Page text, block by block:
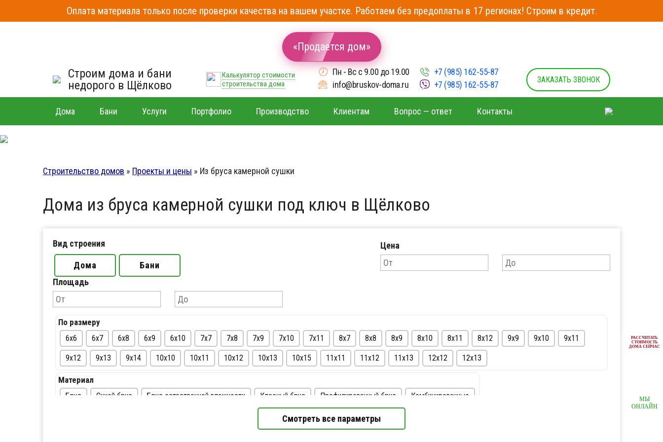
Оплата материала только после проверки качества на вашем участке. Работаем без предоплаты в 17 регионах! Строим в кредит.
«Продается дом»
Строим дома и бани
недорого в Щёлково
Калькулятор стоимости
строительства дома
Пн - Вс с 9.00 до 19.00
info@bruskov-doma.ru
+7 (985) 162-55-87
+7 (985) 162-55-87
ЗАКАЗАТЬ ЗВОНОК
Дома Бани Услуги Портфолио Производство Клиентам Вопрос — ответ Контакты
Строительство домов » Проекты и цены » Из бруса камерной сушки
Дома из бруса камерной сушки под ключ в Щёлково
Вид строения
Дома Бани
Цена
Площадь
По размеру
6х6 6х7 6х8 6х9 6х10 7х7 7х8 7х9 7х10 7х11 8х7 8х8 8х9 8х10 8х11 8х12 9х9 9х10 9х11
9х12 9х13 9х14 10х10 10х11 10х12 10х13 10х15 11х11 11х12 11х13 12х12 12х13
Материал
Брус Сухой брус Брус естественной влажности Клееный брус Профилированный брус Комбинированные
Этажность
Смотреть все параметры
РАССЧИТАТЬ
СТОИМОСТЬ
ДОМА СЕЙЧАС
МЫ
ОНЛАЙН